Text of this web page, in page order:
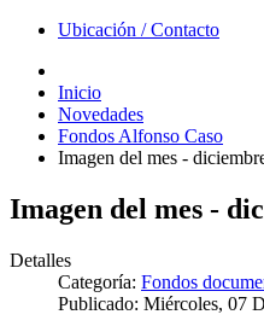
Ubicación / Contacto
Inicio
Novedades
Fondos Alfonso Caso
Imagen del mes -
Imagen del mes -
Detalles
Categoría: Fondos
Publicado: Miércoles, 07